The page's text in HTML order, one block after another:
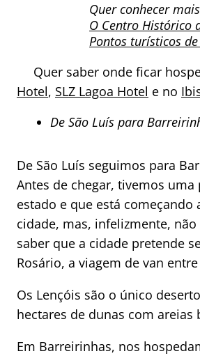
Quer conhecer
O Centro Histórico
Pontos turísticos
Quer saber onde ficar
Hotel, SLZ Lagoa Hotel e no
De São Luís para
De São Luís seguimos para
Antes de chegar, tivemos
estado e que está
cidade, mas, infelizmente,
saber que a cidade pretende
Rosário, a viagem de van
Os Lençóis são o único
hectares de dunas com areias
Em Barreirinhas, nos